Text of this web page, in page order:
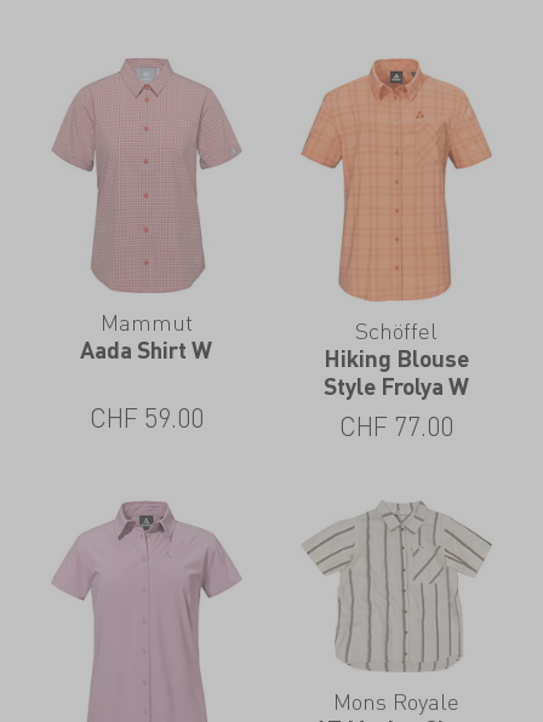
Mammut
Aada Shirt W
CHF 59.00
Schöffel
Hiking Blouse
Style Frolya W
CHF 77.00
Mons Royale